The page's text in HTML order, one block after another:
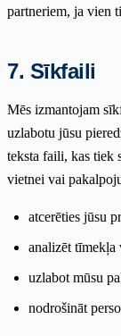
partneriem, ja vien
7. Sīkfaili
Mēs izmantojam
uzlabotu jūsu
teksta faili, kas tiek
vietnei vai
atcerēties jūsu
analizēt tīmekļa
uzlabot mūsu
nodrošināt